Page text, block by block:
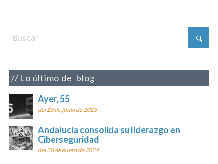
Lo último del blog
Ayer, 55
del 25 de junio de 2025
Andalucía consolida su liderazgo en
Ciberseguridad
del 28 de enero de 2024